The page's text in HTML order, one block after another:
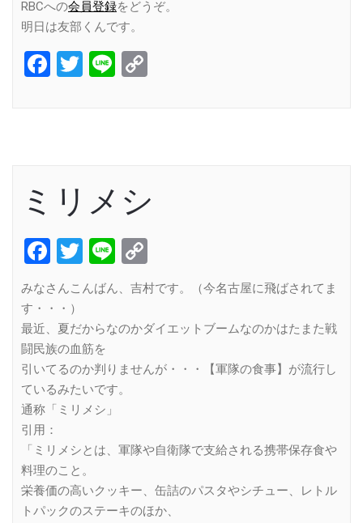
RBCへの会員登録をどうぞ。
明日は友部くんです。
Facebook
Twitter
Line
ミリメシ
Facebook
Twitter
Line
Link
みなさんこんばん、吉村です。（今名古屋に飛ばされてま
す・・・）
最近、夏だからなのかダイエットブームなのかはたまた戦
闘民族の血筋を
引いてるのか判りませんが・・・【軍隊の食事】が流行し
ているみたいです。
通称「ミリメシ」
引用：
「ミリメシとは、軍隊や自衛隊で支給される携帯保存食や
料理のこと。
栄養価の高いクッキー、缶詰のパスタやシチュー、レトル
トパックのステーキのほか、